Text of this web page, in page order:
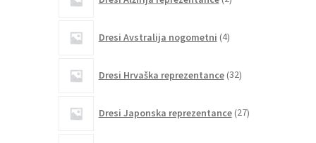
izdelka
Dresi Avstralija nogometni 4izdelki
Dresi Hrvaška reprezentance 32izdelkov
Dresi Japonska reprezentance 27izdelkov